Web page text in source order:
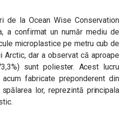
de la Ocean Wise Conservation
a confirmat un număr mediu de
microplastice pe metru cub de
Arctic, dar a observat că aproape
sunt poliester. Acest lucru
fabricate preponderent din
lor, reprezintă principala